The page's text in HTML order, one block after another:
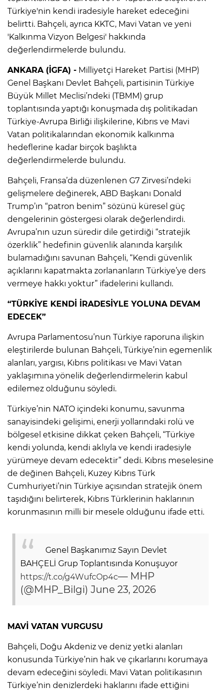
Türkiye'nin kendi iradesiyle hareket edeceğini
belirtti. Bahçeli, ayrıca KKTC, Mavi Vatan ve yeni
'Kalkınma Vizyon Belgesi' hakkında
değerlendirmelerde bulundu.
ANKARA (İGFA) - Milliyetçi Hareket Partisi (MHP)
Genel Başkanı Devlet Bahçeli, partisinin Türkiye
Büyük Millet Meclisi’ndeki (TBMM) grup
toplantısında yaptığı konuşmada dış politikadan
Türkiye-Avrupa Birliği ilişkilerine, Kıbrıs ve Mavi
Vatan politikalarından ekonomik kalkınma
hedeflerine kadar birçok başlıkta
değerlendirmelerde bulundu.
Bahçeli, Fransa’da düzenlenen G7 Zirvesi’ndeki
gelişmelere değinerek, ABD Başkanı Donald
Trump’ın “patron benim” sözünü küresel güç
dengelerinin göstergesi olarak değerlendirdi.
Avrupa’nın uzun süredir dile getirdiği “stratejik
özerklik” hedefinin güvenlik alanında karşılık
bulamadığını savunan Bahçeli, “Kendi güvenlik
açıklarını kapatmakta zorlananların Türkiye’ye ders
vermeye hakkı yoktur” ifadelerini kullandı.
“TÜRKİYE KENDİ İRADESİYLE YOLUNA DEVAM
EDECEK”
Avrupa Parlamentosu’nun Türkiye raporuna ilişkin
eleştirilerde bulunan Bahçeli, Türkiye’nin egemenlik
alanları, yargısı, Kıbrıs politikası ve Mavi Vatan
yaklaşımına yönelik değerlendirmelerin kabul
edilemez olduğunu söyledi.
Türkiye’nin NATO içindeki konumu, savunma
sanayisindeki gelişimi, enerji yollarındaki rolü ve
bölgesel etkisine dikkat çeken Bahçeli, “Türkiye
kendi yolunda, kendi aklıyla ve kendi iradesiyle
yürümeye devam edecektir” dedi. Kıbrıs meselesine
de değinen Bahçeli, Kuzey Kıbrıs Türk
Cumhuriyeti’nin Türkiye açısından stratejik önem
taşıdığını belirterek, Kıbrıs Türklerinin haklarının
korunmasının milli bir mesele olduğunu ifade etti.
Genel Başkanımız Sayın Devlet
BAHÇELİ Grup Toplantısında Konuşuyor
https://t.co/g4WufcOp4c— MHP
(@MHP_Bilgi) June 23, 2026
MAVİ VATAN VURGUSU
Bahçeli, Doğu Akdeniz ve deniz yetki alanları
konusunda Türkiye’nin hak ve çıkarlarını korumaya
devam edeceğini söyledi. Mavi Vatan politikasının
Türkiye’nin denizlerdeki haklarını ifade ettiğini